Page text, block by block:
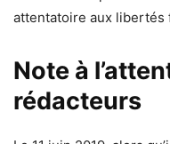
attentatoire aux libertés
Note à
rédacteurs